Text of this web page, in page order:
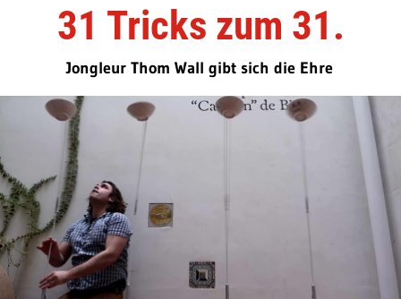
31 Tricks zum 31.
Jongleur Thom Wall gibt sich die Ehre